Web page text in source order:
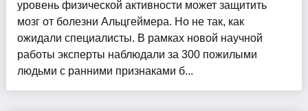
уровень физической активности может защитить
мозг от болезни Альцгеймера. Но не так, как
ожидали специалисты. В рамках новой научной
работы эксперты наблюдали за 300 пожилыми
людьми с ранними признаками б...